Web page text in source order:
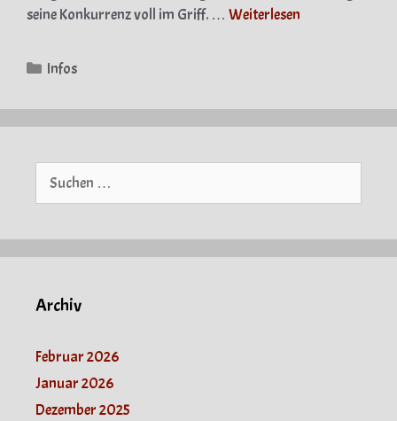
seine Konkurrenz voll im Griff. … Weiterlesen
Kategorien
Infos
Suche
Archiv
Februar 2026
Januar 2026
Dezember 2025